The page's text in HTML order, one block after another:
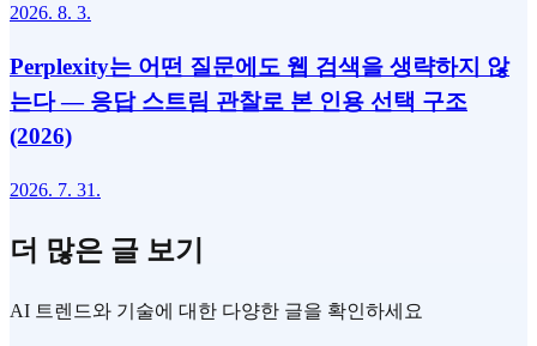
2026. 8. 3.
Perplexity는 어떤 질문에도 웹 검색을 생략하지 않
는다 — 응답 스트림 관찰로 본 인용 선택 구조
(2026)
2026. 7. 31.
더 많은 글 보기
AI 트렌드와 기술에 대한 다양한 글을 확인하세요